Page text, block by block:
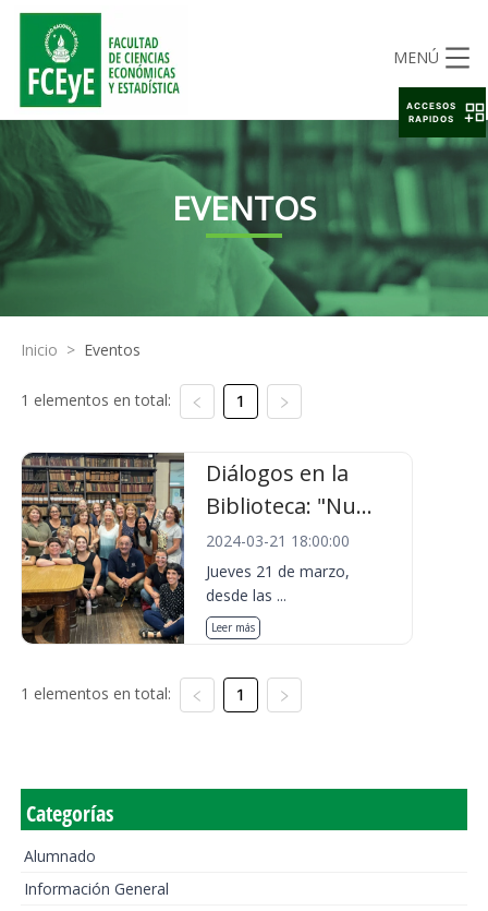
MENÚ
EVENTOS
Inicio > Eventos
1 elementos en total: 1
Diálogos en la
Biblioteca: "Nu...
2024-03-21 18:00:00
Jueves 21 de marzo,
desde las ...
Leer más
1 elementos en total: 1
Categorías
Alumnado
Información General
ACCESOS
RAPIDOS